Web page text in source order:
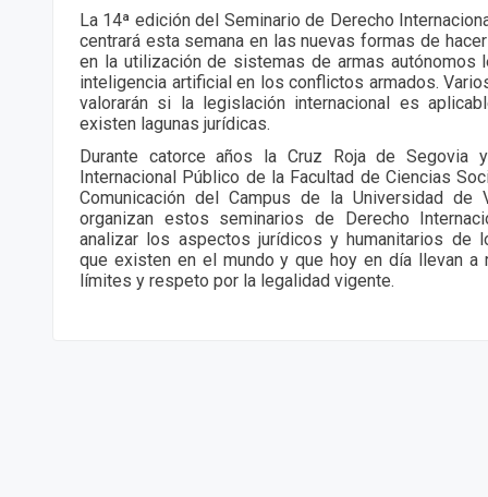
La 14ª edición del Seminario de Derecho
centrará esta semana en las nuevas formas de
en la utilización de sistemas de armas autónomos
inteligencia artificial en los conflictos armados.
valorarán si la legislación internacional es
existen lagunas jurídicas.
Durante catorce años la Cruz Roja de Segovia
Internacional Público de la Facultad de Ciencias
Comunicación del Campus de la Universidad de
organizan estos seminarios de Derecho
analizar los aspectos jurídicos y humanitarios de
que existen en el mundo y que hoy en día llevan a
límites y respeto por la legalidad vigente.